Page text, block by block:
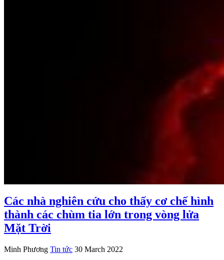
Các nhà nghiên cứu cho thấy cơ chế hình
thành các chùm tia lớn trong vòng lửa
Mặt Trời
Minh Phương Tin tức 30 March 2022